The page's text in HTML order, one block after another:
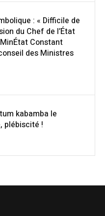
: « Difficile de
du Chef de l’État
Constant
des Ministres
kabamba le
plébiscité !